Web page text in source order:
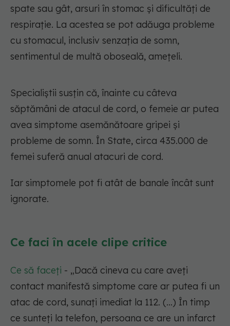
spate sau gât, arsuri în stomac și dificultăți de
respirație. La acestea se pot adăuga probleme
cu stomacul, inclusiv senzația de somn,
sentimentul de multă oboseală, amețeli.
Specialiștii susțin că, înainte cu câteva
săptămâni de atacul de cord, o femeie ar putea
avea simptome asemănătoare gripei și
probleme de somn. În State, circa 435.000 de
femei suferă anual atacuri de cord.
Iar simptomele pot fi atât de banale încât sunt
ignorate.
Ce faci în acele clipe critice
Ce să faceți - „Dacă cineva cu care aveți
contact manifestă simptome care ar putea fi un
atac de cord, sunați imediat la 112. (...) În timp
ce sunteți la telefon, persoana ce are un infarct